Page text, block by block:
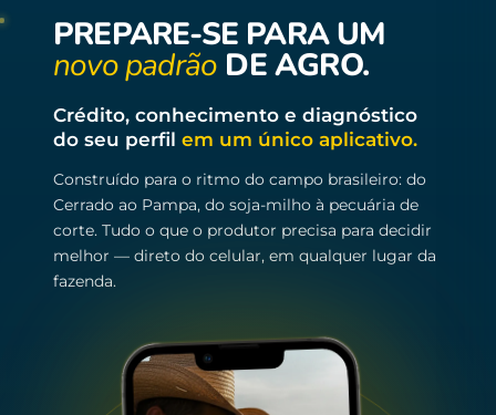
PREPARE-SE PARA UM
novo padrão DE AGRO.
Crédito, conhecimento e diagnóstico
do seu perfil em um único aplicativo.
Construído para o ritmo do campo brasileiro: do
Cerrado ao Pampa, do soja-milho à pecuária de
corte. Tudo o que o produtor precisa para decidir
melhor — direto do celular, em qualquer lugar da
fazenda.